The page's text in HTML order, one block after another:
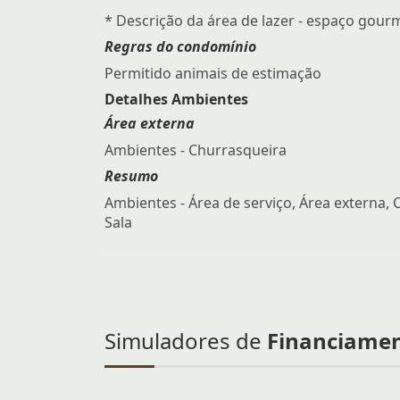
* Descrição da área de lazer - espaço
Regras do condomínio
Permitido animais de estimação
Detalhes Ambientes
Área externa
Ambientes - Churrasqueira
Resumo
Ambientes - Área de serviço, Área externa,
Sala
Simuladores de